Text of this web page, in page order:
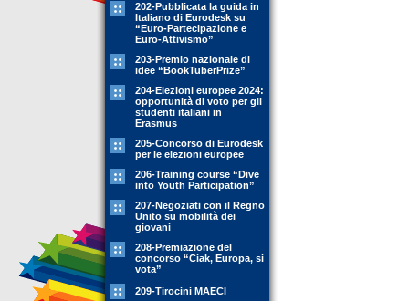
202-Pubblicata la guida in
Italiano di Eurodesk su
“Euro-Partecipazione e
Euro-Attivismo”
203-Premio nazionale di
idee “BookTuberPrize”
204-Elezioni europee 2024:
opportunità di voto per gli
studenti italiani in
Erasmus
205-Concorso di Eurodesk
per le elezioni europee
206-Training course “Dive
into Youth Participation”
207-Negoziati con il Regno
Unito su mobilità dei
giovani
208-Premiazione del
concorso “Ciak, Europa, si
vota”
209-Tirocini MAECI